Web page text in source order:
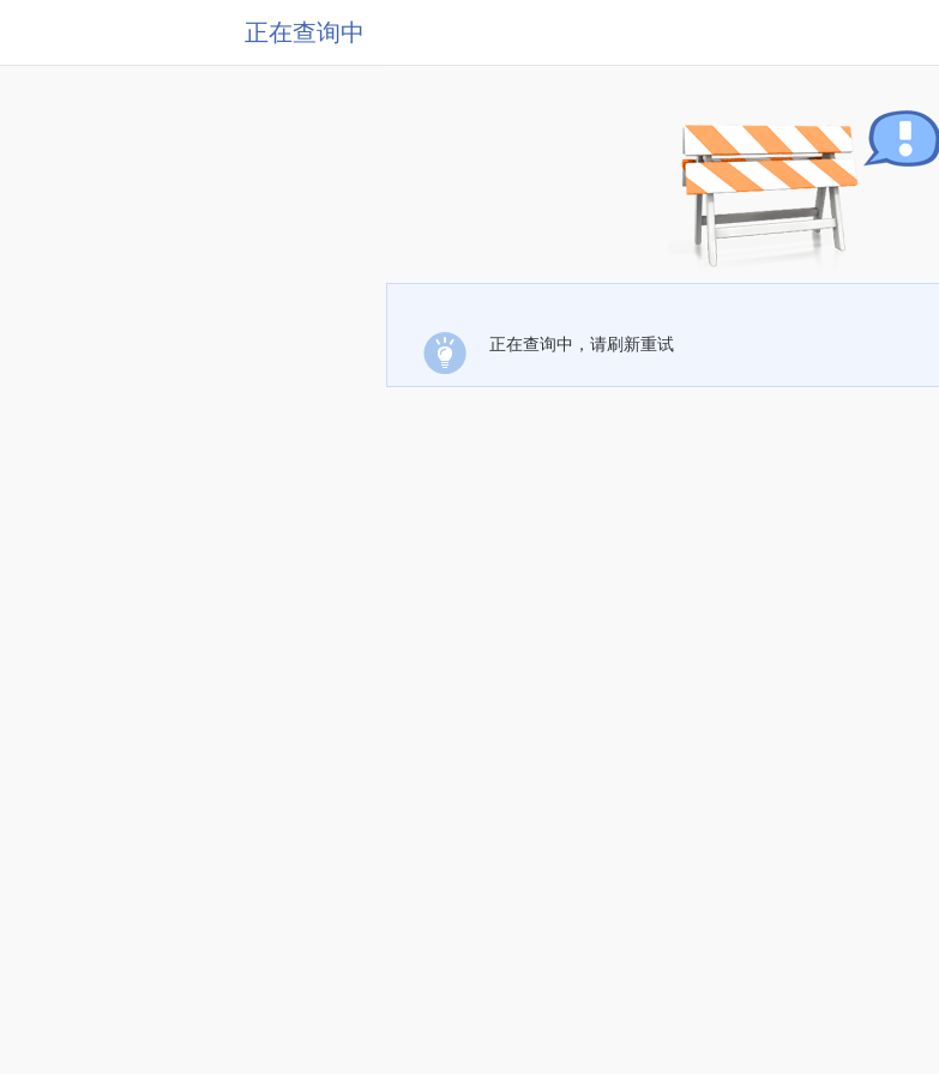
正在查询中
正在查询中，请刷新重试